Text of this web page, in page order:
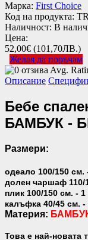
Марка: First Choice
Код на продукта:
Наличност: В
Цена:
52,00€ (101,70ЛВ.)
Желая да поръчам
Avg.
Описание
Бебе
БАМБУК -
Размери:
одеало 100/150 см.
долен чаршаф 110/
плик 100/150 см. - 1
калъфка 40/45 см. -
Материя:
Това е най-новата